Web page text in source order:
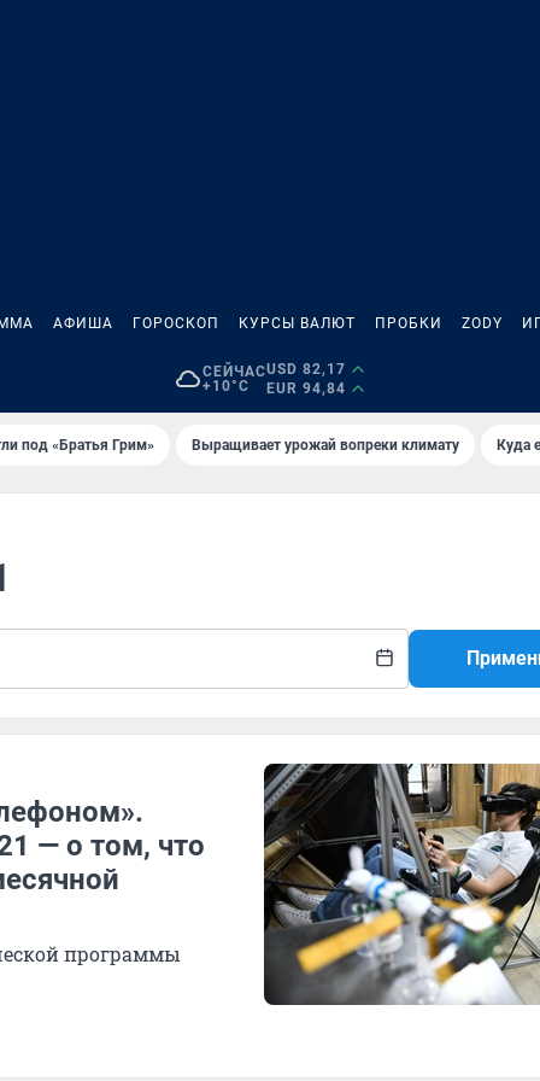
АФИША ГОРОСКОП КУРСЫ ВАЛЮТ ПРОБКИ ZODY
СЕЙЧАС
+10°C
USD 82,17
EUR 94,84
под «Братья Грим» Выращивает урожай вопреки климату Куда
— о том, что
программы